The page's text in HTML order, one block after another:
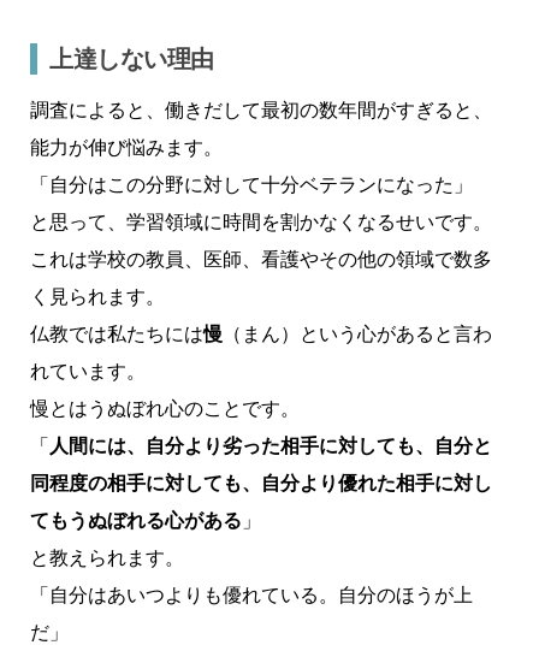
上達しない理由
調査によると、働きだして最初の数年間がすぎると、
能力が伸び悩みます。
「自分はこの分野に対して十分ベテランになった」
と思って、学習領域に時間を割かなくなるせいです。
これは学校の教員、医師、看護やその他の領域で数多
く見られます。
仏教では私たちには慢 （まん）という心があると言わ
れています。
慢とはうぬぼれ心のことです。
「 人間には、自分より劣った相手に対しても、自分と
同程度の相手に対しても、自分より優れた相手に対し
てもうぬぼれる心がある 」
と教えられます。
「自分はあいつよりも優れている。自分のほうが上
だ」